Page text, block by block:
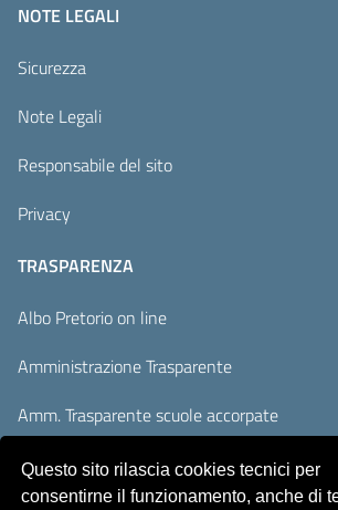
NOTE LEGALI
Sicurezza
Note Legali
Responsabile del sito
Privacy
TRASPARENZA
Albo Pretorio on line
Amministrazione Trasparente
Amm. Trasparente scuole accorpate
Adempimenti AVCP / ANAC
Questo sito rilascia cookies tecnici per
consentirne il funzionamento, anche di